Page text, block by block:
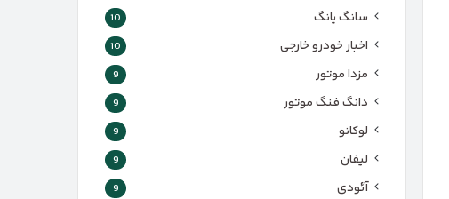
سانگ یانگ 10
اخبار خودرو خارجی 10
مزدا موتور 9
دانگ فنگ موتور 9
لوکانو 9
لیفان 9
آئودی 9